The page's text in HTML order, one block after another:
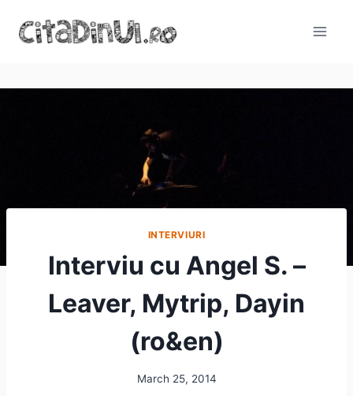
INTERVIURI
Interviu cu Angel S. –
Leaver, Mytrip, Dayin
(ro&en)
March 25, 2014